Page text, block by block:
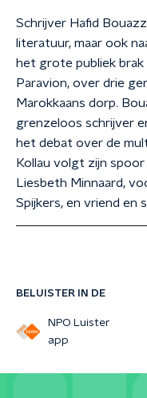
BELUISTER IN DE
NPO Luister
app
Schrijver Hafid
literatuur, maar ook
het grote publiek
Paravion, over drie
Marokkaans dorp.
grenzeloos schrijver
het debat over de
Kollau volgt zijn
Liesbeth Minnaard,
Spijkers, en vriend en